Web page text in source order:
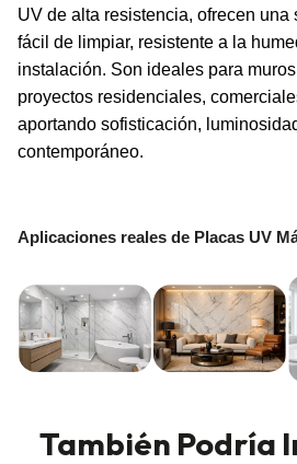
UV de alta resistencia, ofrecen una
fácil de limpiar, resistente a la
instalación. Son ideales para
proyectos residenciales,
aportando sofisticación,
contemporáneo.
Aplicaciones reales de Placas UV
También Podría